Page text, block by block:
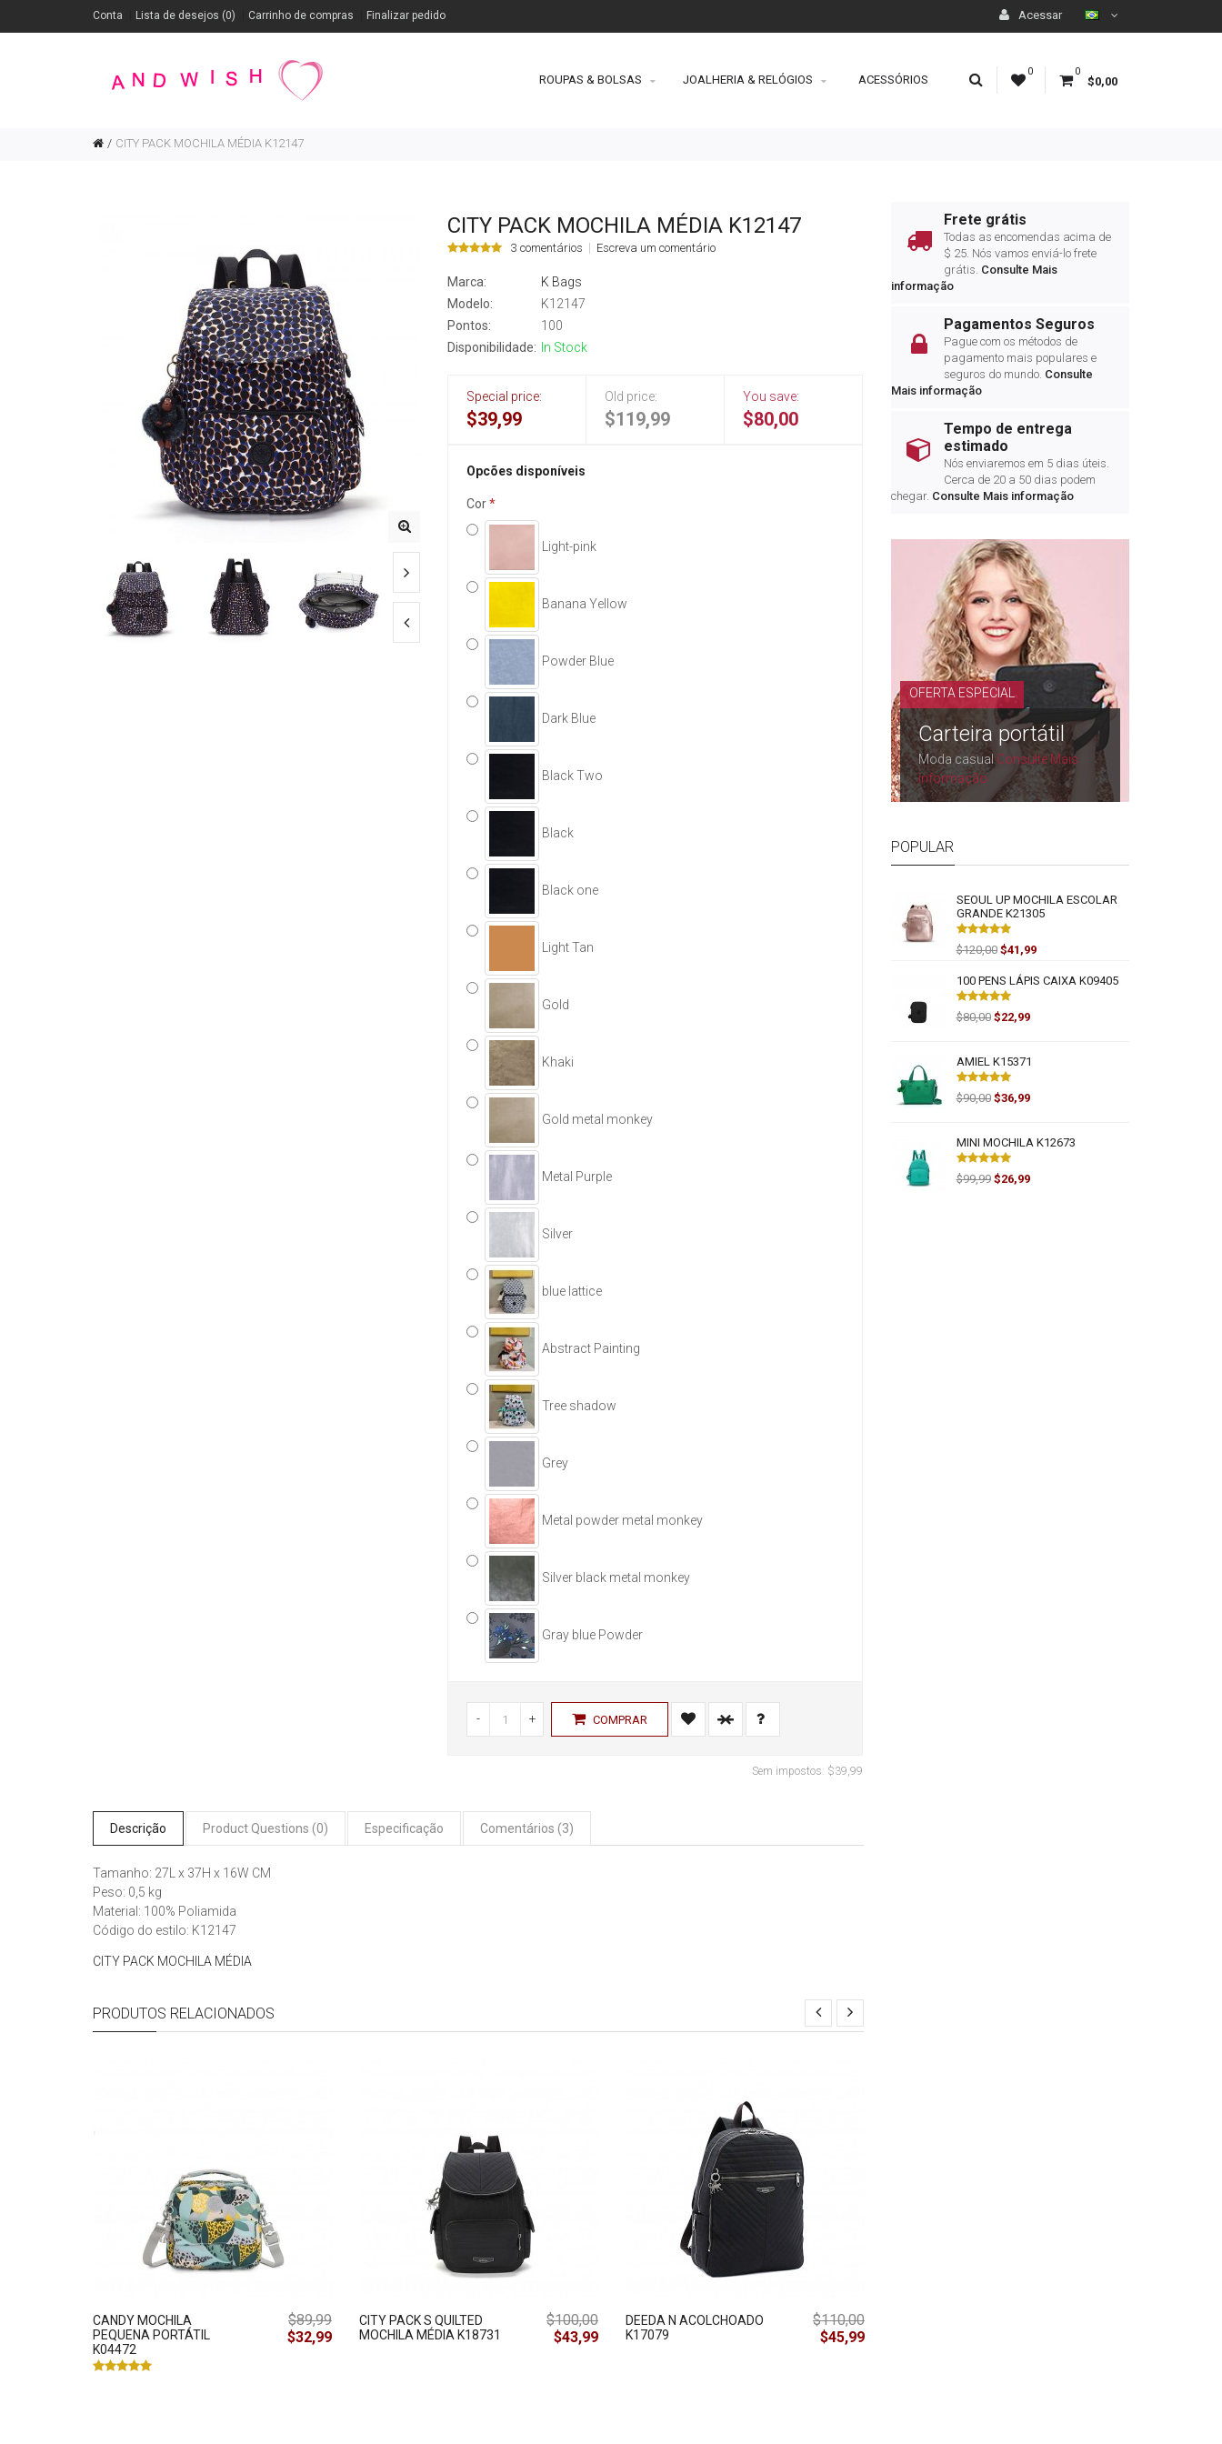
Acessar
Conta Lista de desejos (0) Carrinho de compras Finalizar pedido
0 0
$0,00
ROUPAS & BOLSAS JOALHERIA & RELÓGIOS ACESSÓRIOS
CITY PACK MOCHILA MÉDIA K12147
CITY PACK MOCHILA MÉDIA K12147
3 comentários Escreva um comentário
Marca:
K Bags
Modelo:
K12147
Pontos:
100
Disponibilidade:
In Stock
Special price:
$39,99
Old price:
$119,99
You save:
$80,00
Opcões disponíveis
Cor
Light-pink
Banana Yellow
Powder Blue
Dark Blue
Black Two
Black
Black one
Light Tan
Gold
Khaki
Gold metal monkey
Metal Purple
Silver
blue lattice
Abstract Painting
Tree shadow
Grey
Metal powder metal monkey
Silver black metal monkey
Gray blue Powder
- + COMPRAR
Sem impostos: $39,99
Descrição Product Questions (0) Especificação Comentários (3)
Tamanho: 27L x 37H x 16W CM
Peso: 0,5 kg
Material: 100% Poliamida
Código do estilo: K12147
CITY PACK MOCHILA MÉDIA
PRODUTOS RELACIONADOS
CANDY MOCHILA
PEQUENA PORTÁTIL
K04472
$89,99
$32,99
CITY PACK S QUILTED
MOCHILA MÉDIA K18731
$100,00
$43,99
DEEDA N ACOLCHOADO
K17079
$110,00
$45,99
Frete grátis
Todas as encomendas acima de
$ 25. Nós vamos enviá-lo frete
grátis. Consulte Mais
informação
Pagamentos Seguros
Pague com os métodos de
pagamento mais populares e
seguros do mundo. Consulte
Mais informação
Tempo de entrega
estimado
Nós enviaremos em 5 dias úteis.
Cerca de 20 a 50 dias podem
chegar. Consulte Mais informação
OFERTA ESPECIAL
Carteira portátil
Moda casualConsulte Mais
informação
POPULAR
SEOUL UP MOCHILA ESCOLAR
GRANDE K21305
$120,00 $41,99
100 PENS LÁPIS CAIXA K09405
$80,00 $22,99
AMIEL K15371
$90,00 $36,99
MINI MOCHILA K12673
$99,99 $26,99